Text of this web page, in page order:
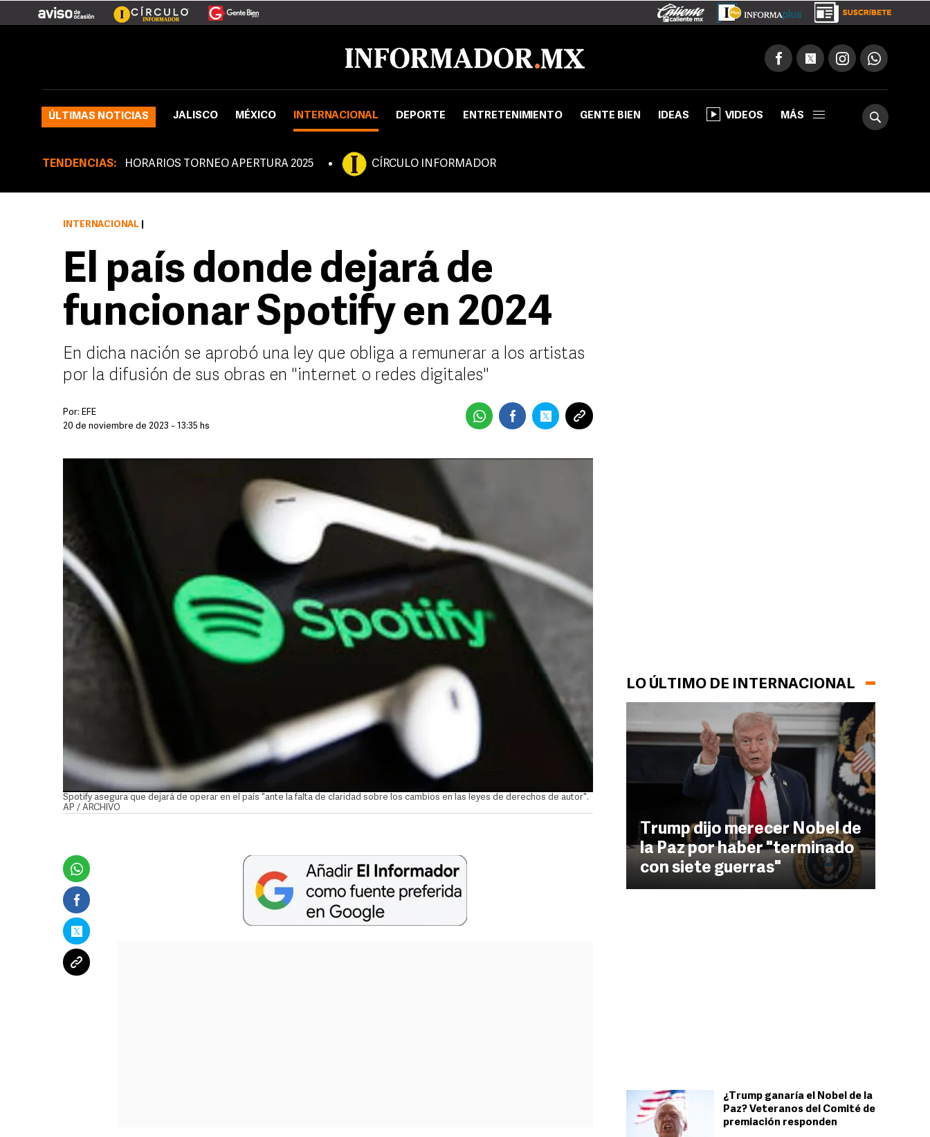
ÚLTIMAS NOTICIAS JALISCO MÉXICO INTERNACIONAL DEPORTE ENTRETENIMIENTO GENTE BIEN IDEAS VIDEOS MÁS
TENDENCIAS: HORARIOS TORNEO APERTURA 2025 CÍRCULO INFORMADOR
LO ÚLTIMO DE INTERNACIONAL
Trump dijo merecer Nobel de
la Paz por haber "terminado
con siete guerras"
¿Trump ganaría el Nobel de la
Paz? Veteranos del Comité de
premiación responden
INTERNACIONAL
El país donde dejará de
funcionar Spotify en 2024
En dicha nación se aprobó una ley que obliga a remunerar a los artistas
por la difusión de sus obras en "internet o redes digitales"
Por: EFE
20 de noviembre de 2023 - 13:35 hs
Spotify asegura que dejará de operar en el país "ante la falta de claridad sobre los cambios en las leyes de derechos de autor".
AP / ARCHIVO